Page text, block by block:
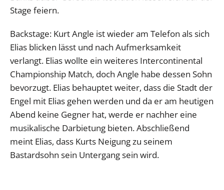
Stage feiern.
Backstage: Kurt Angle ist wieder am Telefon als sich
Elias blicken lässt und nach Aufmerksamkeit
verlangt. Elias wollte ein weiteres Intercontinental
Championship Match, doch Angle habe dessen Sohn
bevorzugt. Elias behauptet weiter, dass die Stadt der
Engel mit Elias gehen werden und da er am heutigen
Abend keine Gegner hat, werde er nachher eine
musikalische Darbietung bieten. Abschließend
meint Elias, dass Kurts Neigung zu seinem
Bastardsohn sein Untergang sein wird.